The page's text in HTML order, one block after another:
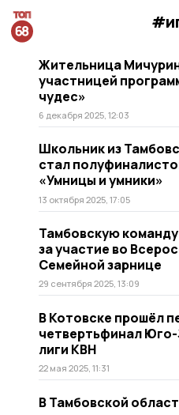
Жительница
участницей
чудес»
6 декабря 2025, 12:03
Школьник из
стал
«Умницы и умники»
13 октября 2025, 17:05
Тамбовскую
за участие во
Семейной зарнице
29 сентября 2025, 13:09
В Котовске прошёл
четвертьфинал
лиги КВН
22 мая 2025, 11:31
В Тамбовской